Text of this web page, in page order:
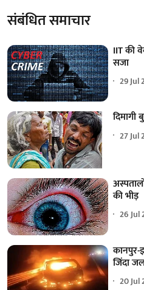
संबंधित समाचार
IIT की
सजा
29 Jul
दिमागी
27 Jul
की भीड़
26 Jul
कानपुर-
जिंदा
20 Jul